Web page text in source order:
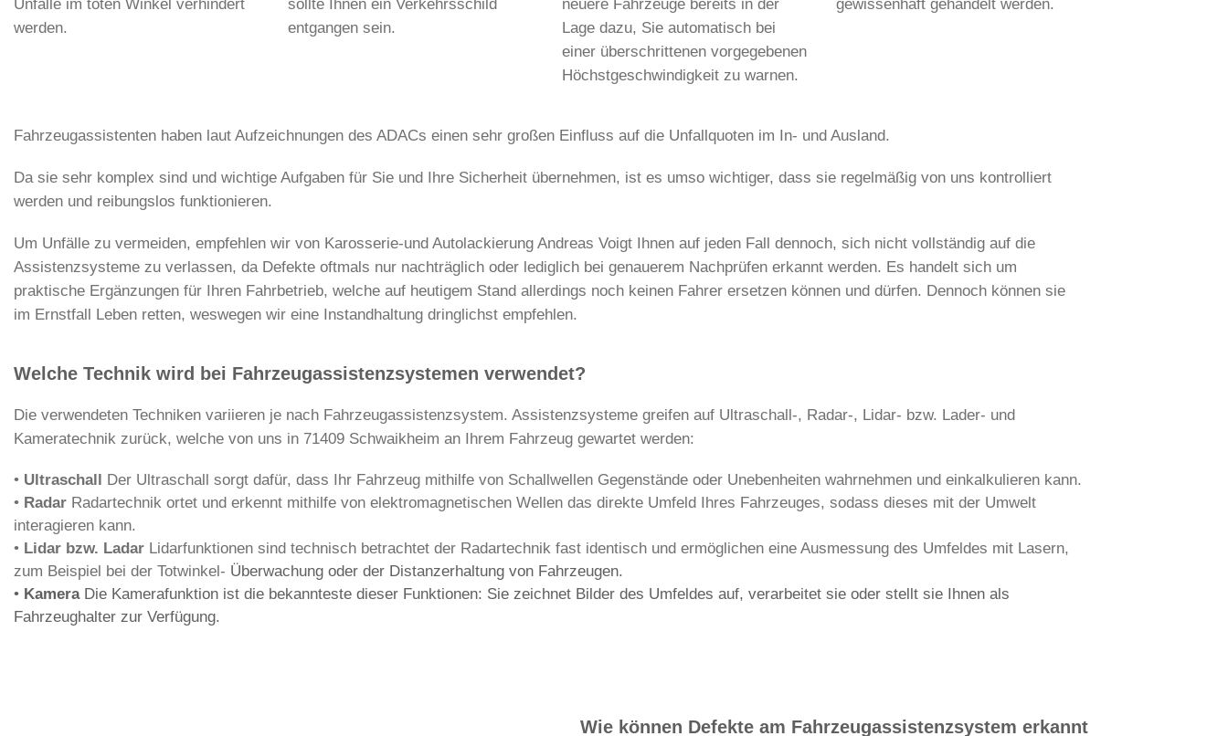
Unfälle im toten Winkel verhindert
werden.
sollte Ihnen ein Verkehrsschild
entgangen sein.
neuere Fahrzeuge bereits in der
Lage dazu, Sie automatisch bei
einer überschrittenen vorgegebenen
Höchstgeschwindigkeit zu warnen.
gewissenhaft gehandelt werden.
Fahrzeugassistenten haben laut Aufzeichnungen des ADACs einen sehr großen Einfluss auf die Unfallquoten im In- und Ausland.
Da sie sehr komplex sind und wichtige Aufgaben für Sie und Ihre Sicherheit übernehmen, ist es umso wichtiger, dass sie regelmäßig von uns kontrolliert
werden und reibungslos funktionieren.
Um Unfälle zu vermeiden, empfehlen wir von Karosserie-und Autolackierung Andreas Voigt Ihnen auf jeden Fall dennoch, sich nicht vollständig auf die
Assistenzsysteme zu verlassen, da Defekte oftmals nur nachträglich oder lediglich bei genauerem Nachprüfen erkannt werden. Es handelt sich um
praktische Ergänzungen für Ihren Fahrbetrieb, welche auf heutigem Stand allerdings noch keinen Fahrer ersetzen können und dürfen. Dennoch können sie
im Ernstfall Leben retten, weswegen wir eine Instandhaltung dringlichst empfehlen.
Welche Technik wird bei Fahrzeugassistenzsystemen verwendet?
Die verwendeten Techniken variieren je nach Fahrzeugassistenzsystem. Assistenzsysteme greifen auf Ultraschall-, Radar-, Lidar- bzw. Lader- und
Kameratechnik zurück, welche von uns in 71409 Schwaikheim an Ihrem Fahrzeug gewartet werden:
• Ultraschall
Der Ultraschall sorgt dafür, dass Ihr Fahrzeug mithilfe von Schallwellen Gegenstände oder Unebenheiten wahrnehmen und einkalkulieren kann.
• Radar Radartechnik ortet und erkennt mithilfe von elektromagnetischen Wellen das direkte Umfeld Ihres Fahrzeuges, sodass dieses mit der Umwelt
interagieren kann.
• Lidar bzw. Ladar Lidarfunktionen sind technisch betrachtet der Radartechnik fast identisch und ermöglichen eine Ausmessung des Umfeldes mit Lasern,
zum Beispiel bei der Totwinkel- Überwachung oder der Distanzerhaltung von Fahrzeugen.
• KameraDie Kamerafunktion ist die bekannteste dieser Funktionen: Sie zeichnet Bilder des Umfeldes auf, verarbeitet sie oder stellt sie Ihnen als
Fahrzeughalter zur Verfügung.
Wie können Defekte am Fahrzeugassistenzsystem erkannt